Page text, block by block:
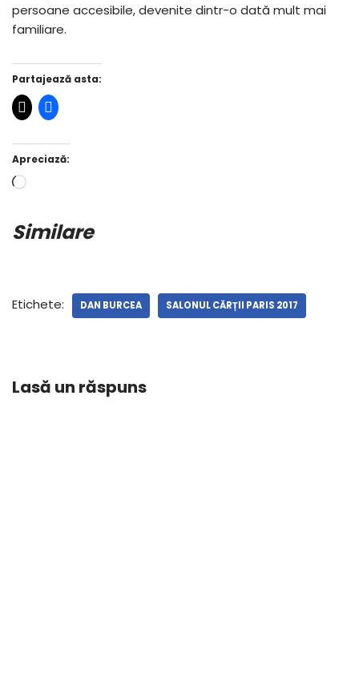
persoane accesibile, devenite dintr-o dată mult mai
familiare.
Partajează asta:
Apreciază:
Similare
Etichete: DAN BURCEA SALONUL CĂRȚII PARIS 2017
Lasă un răspuns